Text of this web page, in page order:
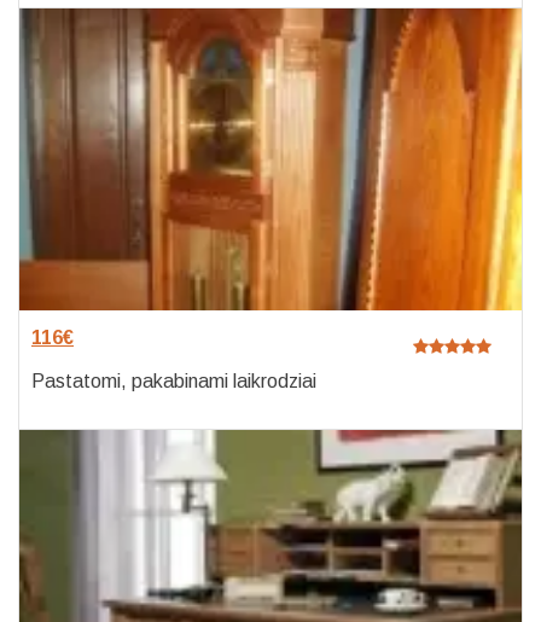
116€
Pastatomi, pakabinami laikrodziai